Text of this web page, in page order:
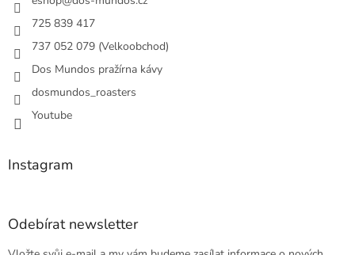
725 839 417
737 052 079 (Velkoobchod)
Dos Mundos pražírna kávy
dosmundos_roasters
Youtube
Instagram
Odebírat newsletter